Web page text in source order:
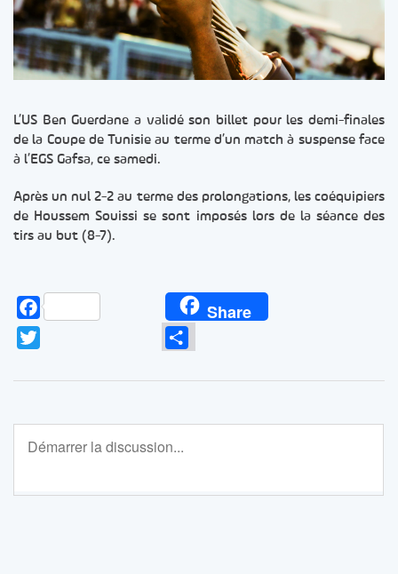
L’US Ben Guerdane a validé son billet pour les demi-finales
de la Coupe de Tunisie au terme d’un match à suspense face
à l’EGS Gafsa, ce samedi.
Après un nul 2-2 au terme des prolongations, les coéquipiers
de Houssem Souissi se sont imposés lors de la séance des
tirs au but (8-7).
Facebook Share